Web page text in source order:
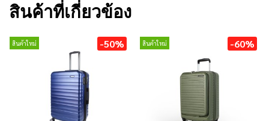
สินค้าที่เกี่ยวข้อง
สินค้าใหม่ -50% สินค้าใหม่ -60%